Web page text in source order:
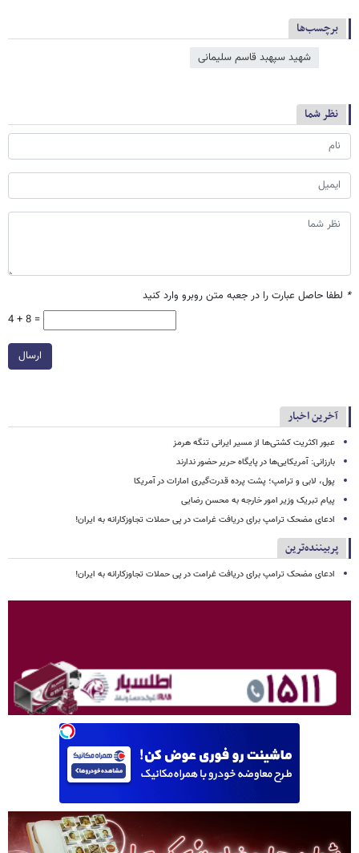
برچسب‌ها
شهید سپهبد قاسم سلیمانی
نظر شما
* لطفا حاصل عبارت را در جعبه متن روبرو وارد کنید
4 + 8 =
ارسال
آخرین اخبار
عبور اکثریت کشتی‌ها از مسیر ایرانی تنگه هرمز
بارزانی: آمریکایی‌ها در پایگاه حریر حضور ندارند
پول، لابی و ترامپ؛ پشت پرده قدرت‌گیری امارات در آمریکا
پیام تبریک وزیر امور خارجه به محسن رضایی
ادعای مضحک ترامپ برای دریافت غرامت در پی حملات تجاوزکارانه به ایران!
پربیننده‌ترین
ادعای مضحک ترامپ برای دریافت غرامت در پی حملات تجاوزکارانه به ایران!